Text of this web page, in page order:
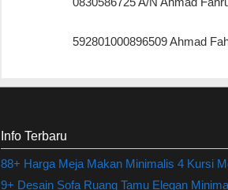
592801000896509 Ahmad
Info Terbaru
88+ Harga Meja Makan Minimalis 4 Kursi
9+ Desain Sofa Ruang Tamu Elegan